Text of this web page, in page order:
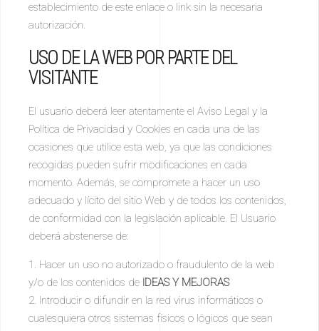
establecimiento de este enlace o link sin la necesaria
autorización.
USO DE LA WEB POR PARTE DEL
VISITANTE
El usuario deberá leer atentamente el Aviso Legal y la
Política de Privacidad y Cookies en cada una de las
ocasiones que utilice esta web, ya que las condiciones
recogidas pueden sufrir modificaciones en cada
momento. Además, se compromete a hacer un uso
adecuado y lícito del sitio Web y de todos los contenidos,
de conformidad con la legislación aplicable. El Usuario
deberá abstenerse de:
Hacer un uso no autorizado o fraudulento de la web
y/o de los contenidos de IDEAS Y MEJORAS
Introducir o difundir en la red virus informáticos o
cualesquiera otros sistemas físicos o lógicos que sean